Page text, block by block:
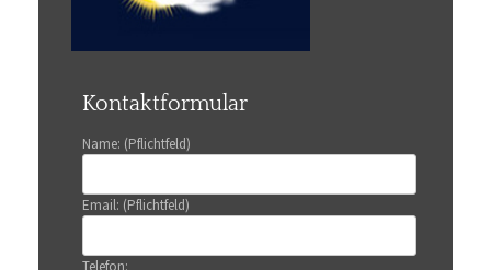
Kontaktformular
Name: (Pflichtfeld)
Email: (Pflichtfeld)
Telefon: